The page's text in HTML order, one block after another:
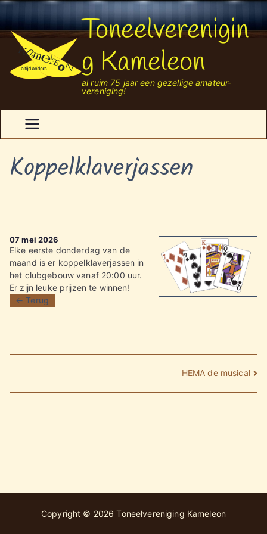
Ga
naar
de
inhoud
Toneelverenigin
g Kameleon
al ruim 75 jaar een gezellige amateur-
vereniging!
Koppelklaverjassen
07 mei 2026
Elke eerste donderdag van de
maand is er koppelklaverjassen in
het clubgebouw vanaf 20:00 uur.
Er zijn leuke prijzen te winnen!
← Terug
HEMA de musical
Copyright © 2026Toneelvereniging Kameleon